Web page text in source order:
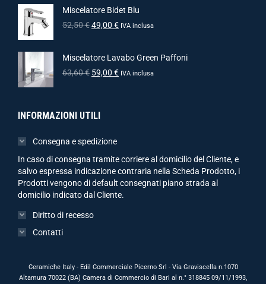
Miscelatore Bidet Blu
52,50€49,00 € IVA inclusa
Miscelatore Lavabo Green Paffoni
63,60€ 59,00 € IVA inclusa
INFORMAZIONI UTILI
Consegna e spedizione
In caso di consegna tramite corriere al domicilio del Cliente, e
salvo espressa indicazione contraria nella Scheda Prodotto, i
Prodotti vengono di default consegnati piano strada al
domicilio indicato dal Cliente.
Diritto di recesso
Contatti
Ceramiche Italy - Edil Commerciale Picerno Srl - Via Graviscella n.1070
Altamura 70022 (BA) Camera di Commercio di Bari al n.° 318845 09/11/1993,